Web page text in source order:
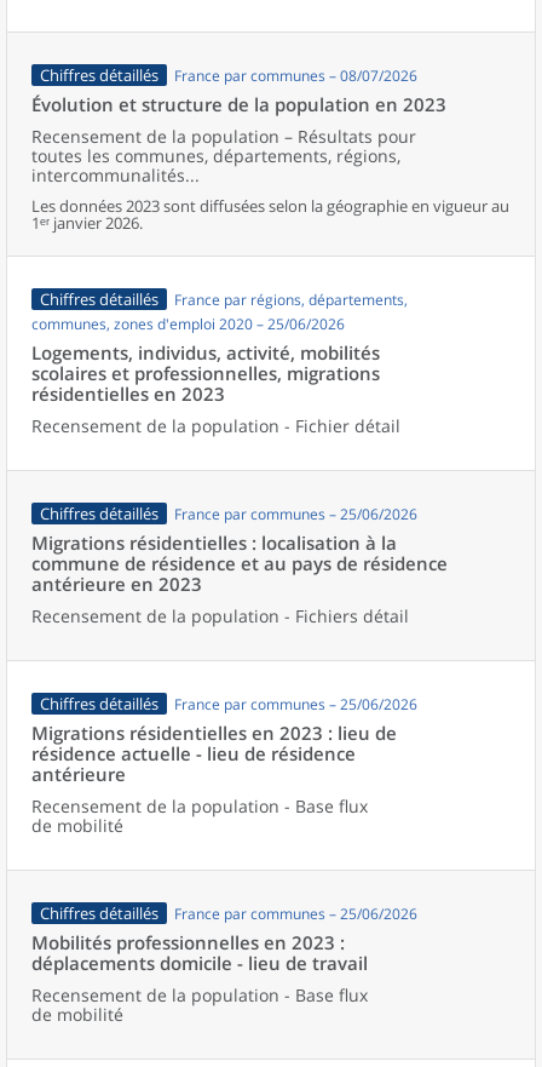
Chiffres détaillés France par communes – 08/07/2026
Évolution et structure de la population en 2023
Recensement de la population – Résultats pour
toutes les communes, départements, régions,
intercommunalités...
Les données 2023 sont diffusées selon la géographie en vigueur au
1ᵉʳ janvier 2026.
Chiffres détaillés
France par régions, départements,
communes, zones d'emploi 2020 – 25/06/2026
Logements, individus, activité, mobilités
scolaires et professionnelles, migrations
résidentielles en 2023
Recensement de la population - Fichier détail
Chiffres détaillés France par communes – 25/06/2026
Migrations résidentielles : localisation à la
commune de résidence et au pays de résidence
antérieure en 2023
Recensement de la population - Fichiers détail
Chiffres détaillés France par communes – 25/06/2026
Migrations résidentielles en 2023 : lieu de
résidence actuelle - lieu de résidence
antérieure
Recensement de la population - Base flux
de mobilité
Chiffres détaillés France par communes – 25/06/2026
Mobilités professionnelles en 2023 :
déplacements domicile - lieu de travail
Recensement de la population - Base flux
de mobilité